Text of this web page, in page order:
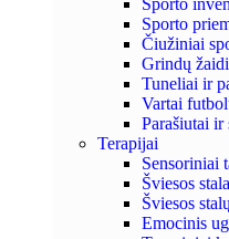
Sporto
Sporto
Čiužiniai
Grindų
Tuneliai ir
Vartai
Parašiutai ir
Terapijai
Sensoriniai
Šviesos
Šviesos
Emocinis